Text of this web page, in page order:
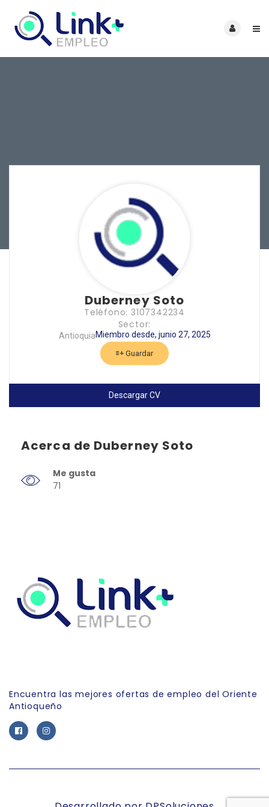
Duberney Soto
Teléfono: 3107342234
Sector:
AntioquiaMiembro desde, junio 27, 2025
Guardar
Descargar CV
Acerca de Duberney Soto
Me gusta
71
Encuentra las mejores ofertas de empleo del Oriente
Antioqueño